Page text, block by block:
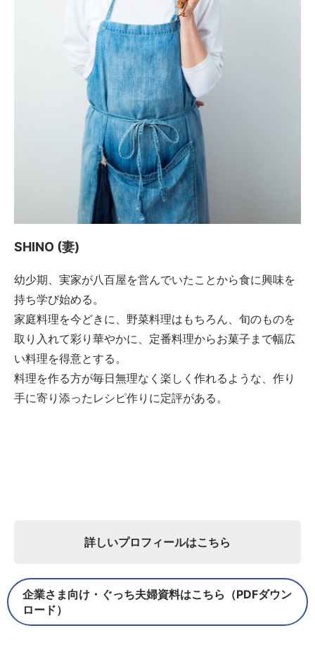
SHINO (妻)
幼少期、実家が八百屋を営んでいたことから食に興味を
持ち学び始める。
家庭料理を今どきに、野菜料理はもちろん、旬のものを
取り入れて彩り華やかに、定番料理からお菓子まで幅広
い料理を得意とする。
料理を作る方が毎日無理なく楽しく作れるような、作り
手に寄り添ったレシピ作りに定評がある。
詳しいプロフィールはこちら
企業さま向け・ぐっち夫婦資料はこちら（PDFダウン
ロード）